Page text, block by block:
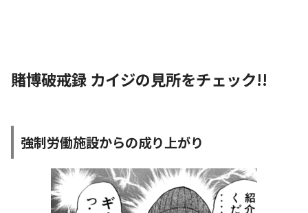
賭博破戒録 カイジの見所をチェック!!
強制労働施設からの成り上がり